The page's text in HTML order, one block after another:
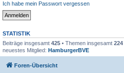
Ich habe mein Passwort vergessen
STATISTIK
Beiträge insgesamt 425 • Themen insgesamt 224
neuestes Mitglied: HamburgerBVE
Foren-Übersicht